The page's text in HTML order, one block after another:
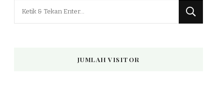
JUMLAH VISITOR